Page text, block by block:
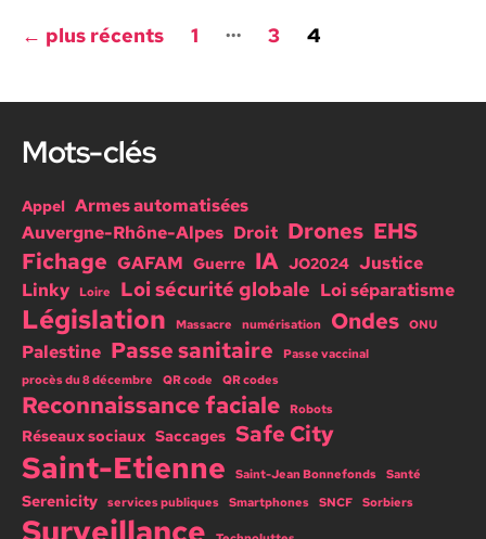
grande
arnaque
Pagination
publications
← plus récents 1 … 3 4
Mots-clés
Appel Armes automatisées
Auvergne-Rhône-Alpes Droit Drones EHS
Fichage GAFAM Guerre IA JO2024 Justice
Linky
Loire Loi sécurité globale Loi séparatisme
Législation Massacre numérisation Ondes ONU
Palestine Passe sanitaire
Passe vaccinal
procès du 8 décembre
QR code QR codes
Reconnaissance faciale Robots
Réseaux sociaux Saccages Safe City
Saint-Etienne Saint-Jean Bonnefonds Santé
Serenicity services publiques Smartphones SNCF Sorbiers
Surveillance